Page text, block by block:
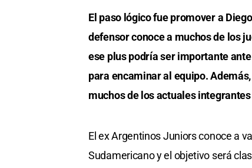
El paso lógico fue promover a
defensor conoce a muchos de los
ese plus podría ser importante
para encaminar al equipo.
muchos de los actuales
El ex Argentinos Juniors conoce a
Sudamericano y el objetivo será